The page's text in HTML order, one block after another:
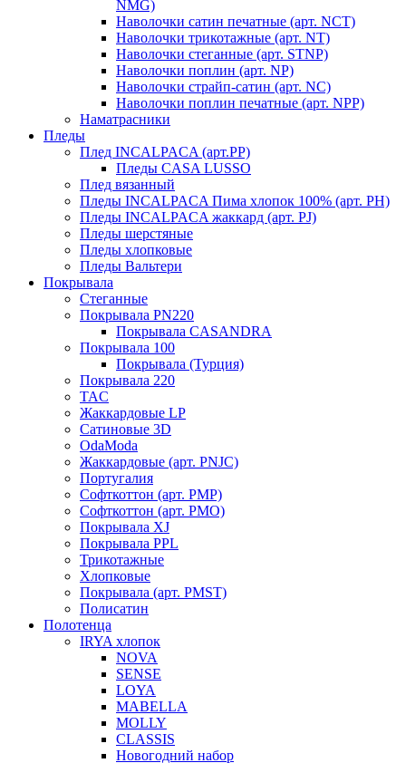
NMG)
Наволочки сатин печатные (арт. NCT)
Наволочки трикотажные (арт. NT)
Наволочки стеганные (арт. STNP)
Наволочки поплин (арт. NP)
Наволочки страйп-сатин (арт. NC)
Наволочки поплин печатные (арт. NPP)
Наматрасники
Пледы
Плед INCALPACA (арт.PP)
Пледы CASA LUSSO
Плед вязанный
Пледы INCALPACA Пима хлопок 100% (арт. PH)
Пледы INCALPACA жаккард (арт. PJ)
Пледы шерстяные
Пледы хлопковые
Пледы Вальтери
Покрывала
Стеганные
Покрывала PN220
Покрывала CASANDRA
Покрывала 100
Покрывала (Турция)
Покрывала 220
TAC
Жаккардовые LP
Сатиновые 3D
OdaModa
Жаккардовые (арт. PNJC)
Португалия
Софткоттон (арт. PMP)
Софткоттон (арт. PMO)
Покрывала XJ
Покрывала PPL
Трикотажные
Хлопковые
Покрывала (арт. PMST)
Полисатин
Полотенца
IRYA хлопок
NOVA
SENSE
LOYA
MABELLA
MOLLY
CLASSIS
Новогодний набор